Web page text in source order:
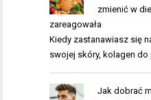
zmienić w
zareagowała
Kiedy zastanawiasz się
swojej skóry, kolagen
Jak dobrać